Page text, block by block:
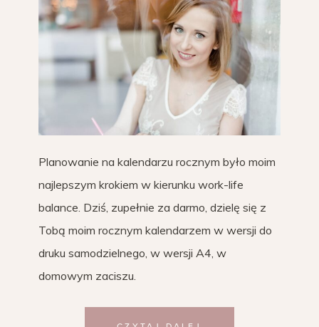
Planowanie na kalendarzu rocznym było moim
najlepszym krokiem w kierunku work-life
balance. Dziś, zupełnie za darmo, dzielę się z
Tobą moim rocznym kalendarzem w wersji do
druku samodzielnego, w wersji A4, w
domowym zaciszu.